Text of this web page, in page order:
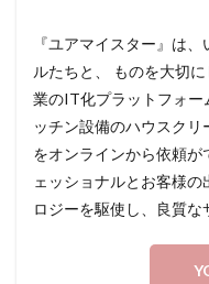
『ユアマイスター』は
ルたちと、 ものを大切
業のIT化プラットフォー
ッチン設備のハウスク
をオンラインから依頼
ェッショナルとお客様
ロジーを駆使し、良質な